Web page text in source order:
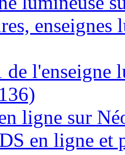
enseignes
l'enseigne
ligne sur
en ligne et